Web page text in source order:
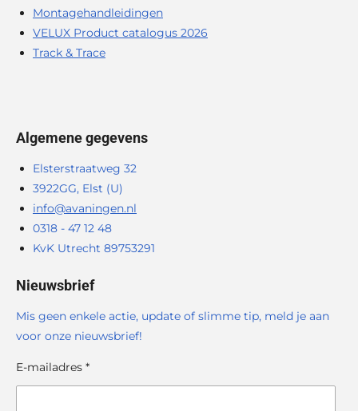
Montagehandleidingen
VELUX Product catalogus 2026
Track & Trace
Algemene gegevens
Elsterstraatweg 32
3922GG, Elst (U)
info@avaningen.nl
0318 - 47 12 48
KvK Utrecht 89753291
Nieuwsbrief
Mis geen enkele actie, update of slimme tip, meld je aan
voor onze nieuwsbrief!
E-mailadres *